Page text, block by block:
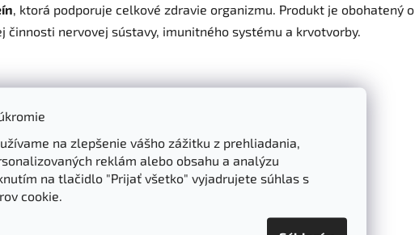
na zlepšenie vášho zážitku z prehliadania,
reklám alebo obsahu a analýzu
na tlačidlo "Prijať všetko" vyjadrujete súhlas s
cookie.
, ktorá podporuje celkové zdravie organizmu. Produkt je obohatený o
činnosti nervovej sústavy, imunitného systému a krvotvorby.
a pomáha pri udržiavaní optimálneho cholesterolu.
chráni bunky pred oxidatívnym stresom.
k psychickej pohode a harmonickému fungovaniu tela.
a podporuje detoxikáciu.